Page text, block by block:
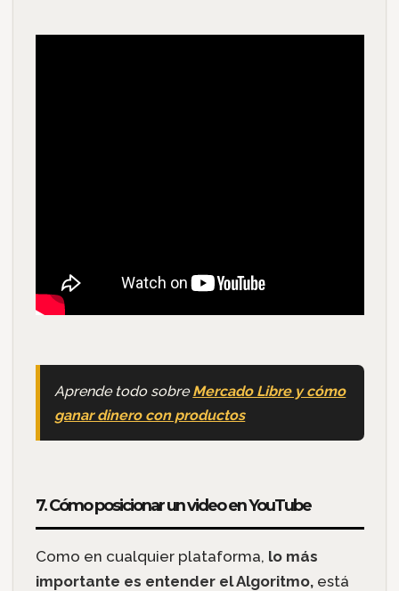
Aprende todo sobreMercado Libre y cómo
ganar dinero con productos
7. Cómo posicionar un video en YouTube
Como en cualquier plataforma, lo más
importante es entender el Algoritmo, está